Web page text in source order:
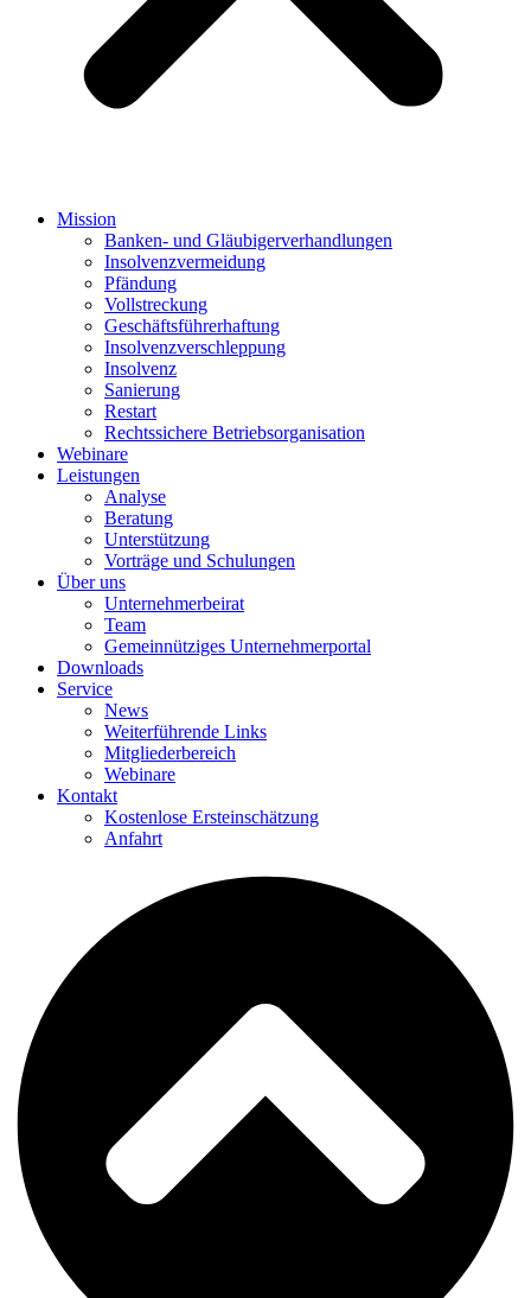
Mission
Banken- und Gläubigerverhandlungen
Insolvenzvermeidung
Pfändung
Vollstreckung
Geschäftsführerhaftung
Insolvenzverschleppung
Insolvenz
Sanierung
Restart
Rechtssichere Betriebsorganisation
Webinare
Leistungen
Analyse
Beratung
Unterstützung
Vorträge und Schulungen
Über uns
Unternehmerbeirat
Team
Gemeinnütziges Unternehmerportal
Downloads
Service
News
Weiterführende Links
Mitgliederbereich
Webinare
Kontakt
Kostenlose Ersteinschätzung
Anfahrt